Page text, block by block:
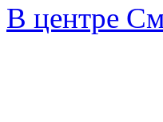
В центре